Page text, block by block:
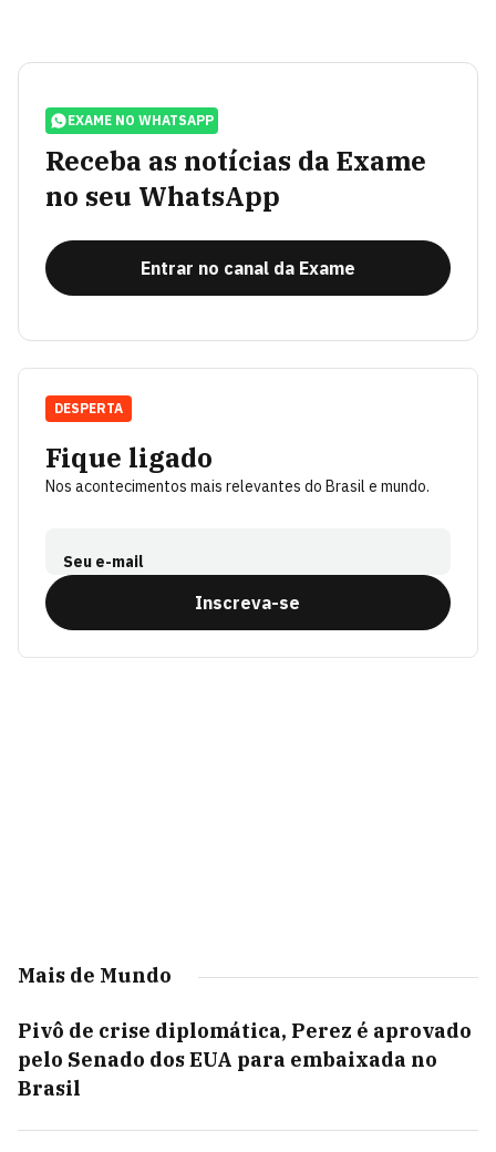
EXAME NO WHATSAPP
Receba as notícias da Exame
no seu WhatsApp
Entrar no canal da Exame
Fique ligado
Nos acontecimentos mais relevantes do Brasil e mundo.
Seu e-mail
Inscreva-se
DESPERTA
Mais de Mundo
Pivô de crise diplomática, Perez é aprovado
pelo Senado dos EUA para embaixada no
Brasil